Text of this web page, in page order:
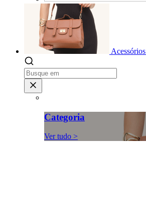
Acessórios
Categoria
Ver tudo >